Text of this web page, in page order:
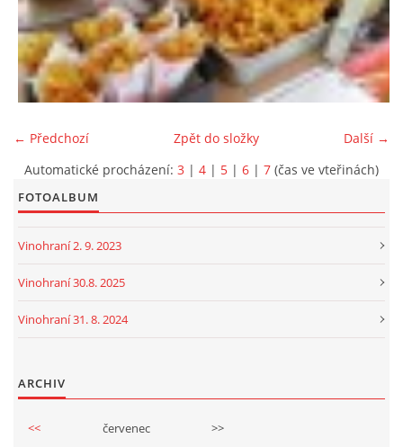
← Předchozí Další →
Zpět do složky
Automatické procházení: 3 | 4 | 5 | 6 | 7 (čas ve vteřinách)
FOTOALBUM
Vinohraní 2. 9. 2023
Vinohraní 30.8. 2025
Vinohraní 31. 8. 2024
ARCHIV
<< červenec
>>